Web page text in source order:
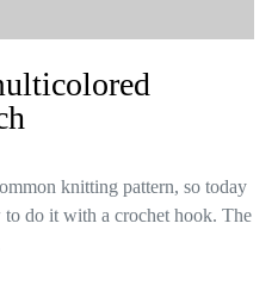
knitting pattern, so today
do it with a crochet hook. The